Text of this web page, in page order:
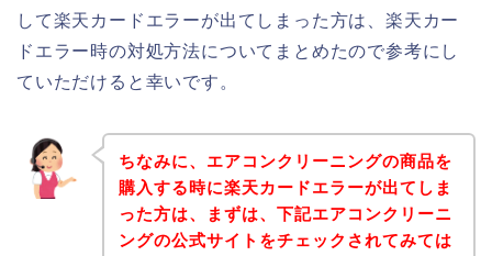
して楽天カードエラーが出てしまった方は、楽天カー
ドエラー時の対処方法についてまとめたので参考にし
ていただけると幸いです。
ちなみに、エアコンクリーニングの商品を
購入する時に楽天カードエラーが出てしま
った方は、まずは、下記エアコンクリーニ
ングの公式サイトをチェックされてみては